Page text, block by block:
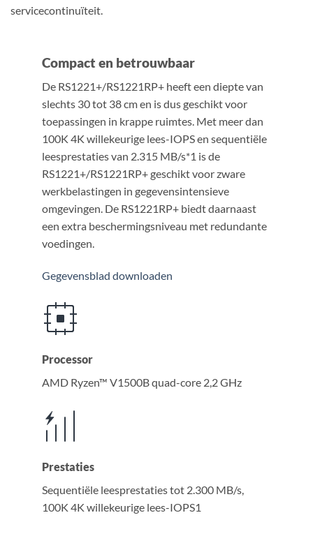
servicecontinuïteit.
Compact en betrouwbaar
De RS1221+/RS1221RP+ heeft een diepte van
slechts 30 tot 38 cm en is dus geschikt voor
toepassingen in krappe ruimtes. Met meer dan
100K 4K willekeurige lees-IOPS en sequentiële
leesprestaties van 2.315 MB/s*1 is de
RS1221+/RS1221RP+ geschikt voor zware
werkbelastingen in gegevensintensieve
omgevingen. De RS1221RP+ biedt daarnaast
een extra beschermingsniveau met redundante
voedingen.
Gegevensblad downloaden
Processor
AMD Ryzen™ V1500B quad-core 2,2 GHz
Prestaties
Sequentiële leesprestaties tot 2.300 MB/s,
100K 4K willekeurige lees-IOPS1